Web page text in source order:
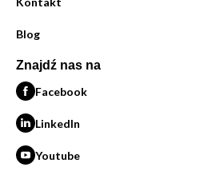
Blog
Znajdź nas na
Facebook
LinkedIn
Youtube